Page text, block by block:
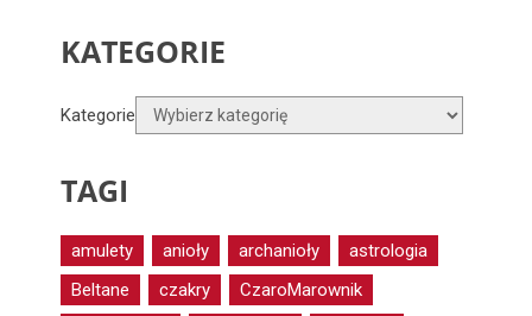
KATEGORIE
Kategorie
TAGI
amulety anioły archanioły
astrologia
Beltane
czakry
CzaroMarownik